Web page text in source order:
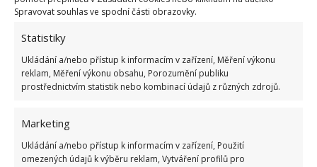
Spravovat souhlas ve spodní části obrazovky.
Statistiky
Ukládání a/nebo přístup k informacím v zařízení, Měření výkonu
reklam, Měření výkonu obsahu, Porozumění publiku
prostřednictvím statistik nebo kombinací údajů z různých zdrojů.
Marketing
Ukládání a/nebo přístup k informacím v zařízení, Použití
omezených údajů k výběru reklam, Vytváření profilů pro